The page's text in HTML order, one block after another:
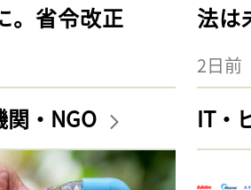
。省令改正
法は
2日前
・NGO IT・